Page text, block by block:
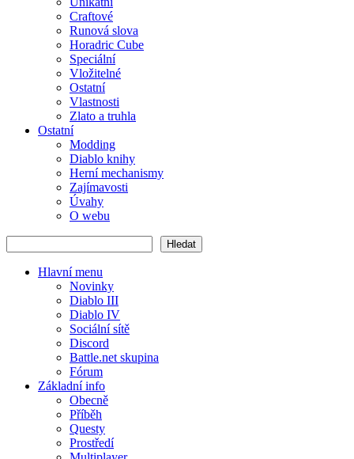
Craftové
Runová slova
Horadric Cube
Speciální
Vložitelné
Ostatní
Vlastnosti
Zlato a truhla
Ostatní
Modding
Diablo knihy
Herní mechanismy
Zajímavosti
Úvahy
O webu
Hledat
Hlavní menu
Novinky
Diablo III
Diablo IV
Sociální sítě
Discord
Battle.net skupina
Fórum
Základní info
Obecně
Příběh
Questy
Prostředí